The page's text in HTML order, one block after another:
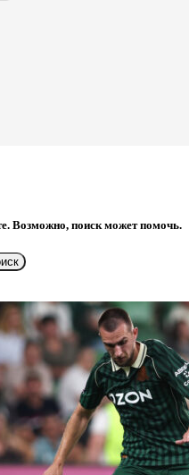
Возможно, поиск может помочь.